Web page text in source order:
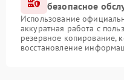
безопасное
Использование
аккуратная работа с
резервное копирование,
восстановление